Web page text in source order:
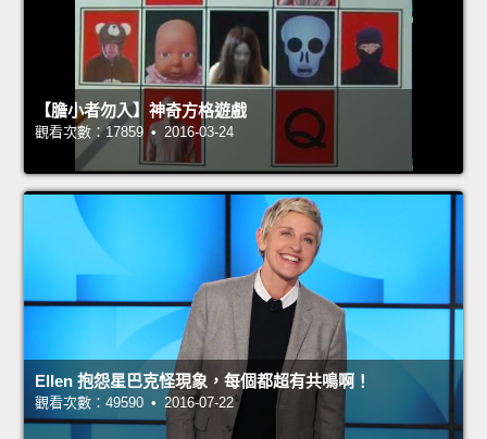
【膽小者勿入】神奇方格遊戲
觀看次數：17859 • 2016-03-24
Ellen 抱怨星巴克怪現象，每個都超有共鳴啊！
觀看次數：49590 • 2016-07-22